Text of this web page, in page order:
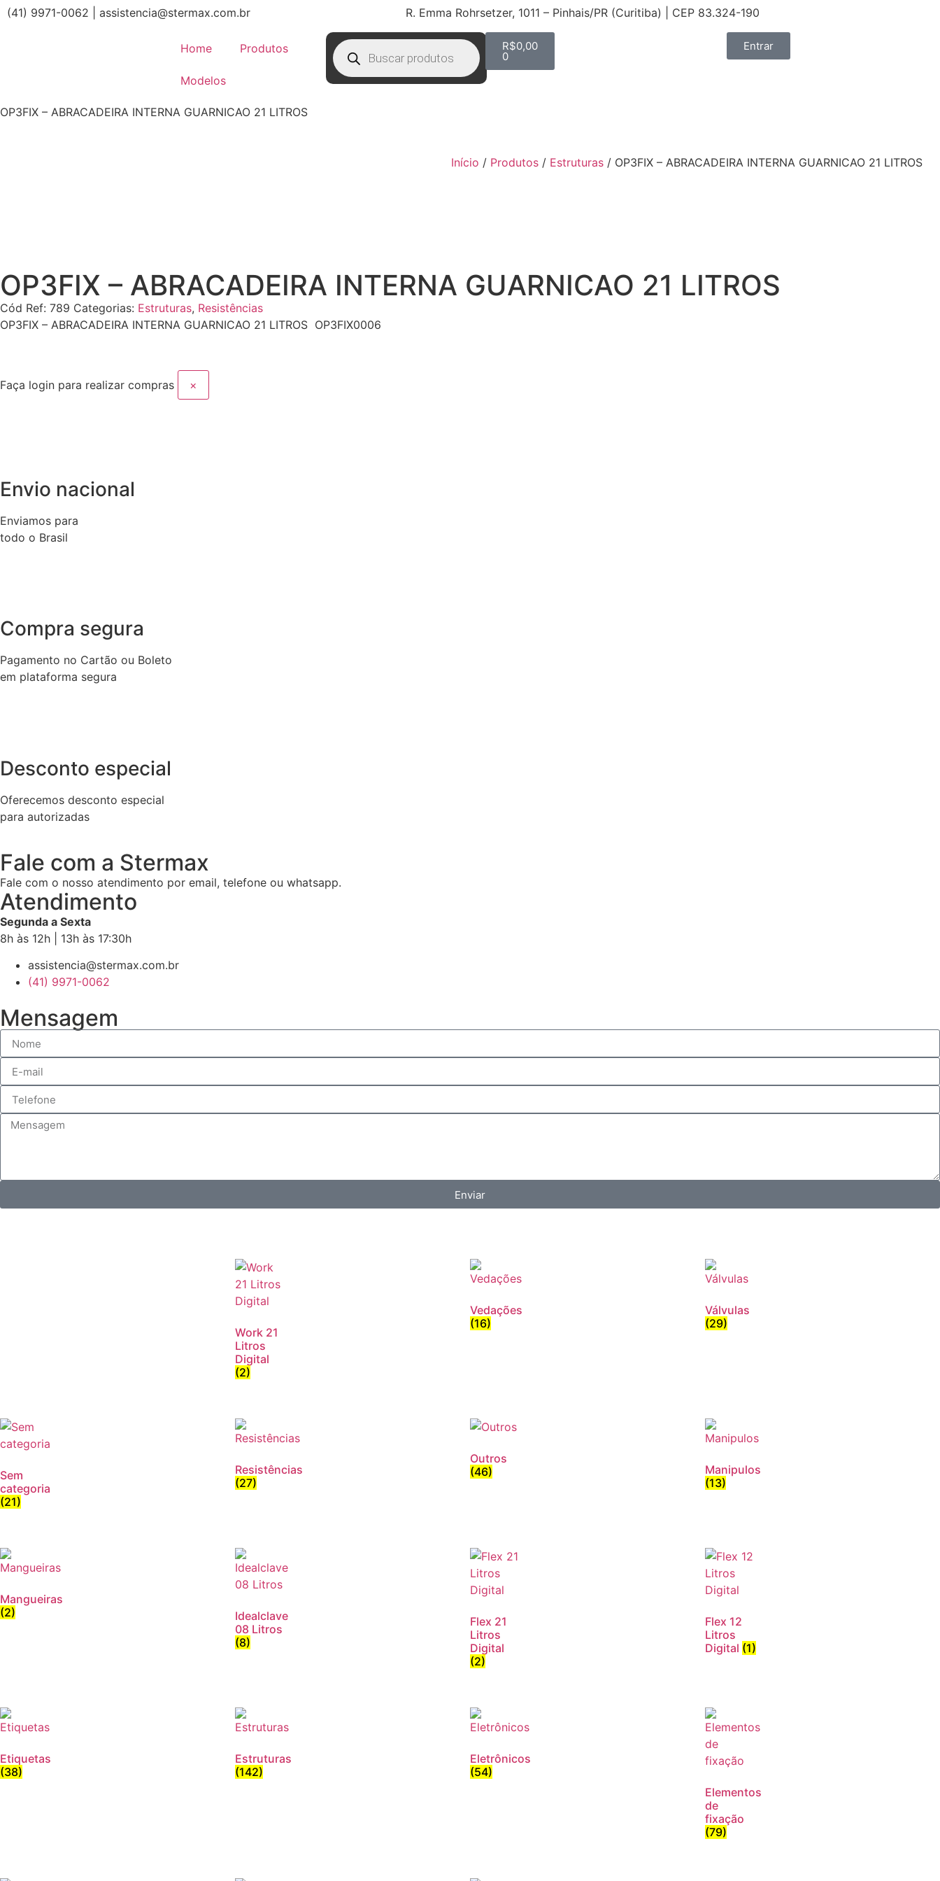
(41) 9971-0062 | assistencia@stermax.com.br R. Emma Rohrsetzer, 1011 – Pinhais/PR (Curitiba) | CEP 83.324-190
Home Produtos
Modelos
R$0,00
0
Entrar
OP3FIX – ABRACADEIRA INTERNA GUARNICAO 21 LITROS
Início / Produtos / Estruturas / OP3FIX – ABRACADEIRA INTERNA GUARNICAO 21 LITROS
OP3FIX – ABRACADEIRA INTERNA GUARNICAO 21 LITROS
Cód Ref: 789 Categorias: Estruturas, Resistências
OP3FIX – ABRACADEIRA INTERNA GUARNICAO 21 LITROS OP3FIX0006
Faça login para realizar compras ×
Envio nacional
Enviamos para
todo o Brasil
Compra segura
Pagamento no Cartão ou Boleto
em plataforma segura
Desconto especial
Oferecemos desconto especial
para autorizadas
Fale com a Stermax
Fale com o nosso atendimento por email, telefone ou whatsapp.
Atendimento
Segunda a Sexta
8h às 12h | 13h às 17:30h
assistencia@stermax.com.br
(41) 9971-0062
Mensagem
Enviar
Work 21
Litros
Digital
(2)
Vedações
(16)
Válvulas
(29)
Sem
categoria
(21)
Resistências
(27)
Outros
(46)
Manipulos
(13)
Mangueiras
(2)
Idealclave
08 Litros
(8)
Flex 21
Litros
Digital
(2)
Flex 12
Litros
Digital (1)
Etiquetas
(38)
Estruturas
(142)
Eletrônicos
(54)
Elementos
de
fixação
(79)